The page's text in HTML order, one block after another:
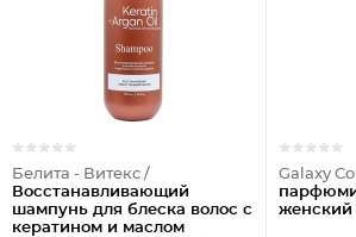
Белита - Витекс /
Восстанавливающий
шампунь для блеска волос с
кератином и маслом
Galaxy
женский